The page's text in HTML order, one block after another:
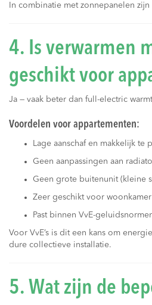
In combinatie met zonnepanelen
4. Is verwarmen
geschikt voor
Ja — vaak beter dan full-electric
Voordelen voor appartementen:
Lage aanschaf en makkelijk te
Geen aanpassingen aan
Geen grote buitenunit (kleine
Zeer geschikt voor
Past binnen VvE-
Voor VvE’s is dit een kans om
dure collectieve installatie.
5. Wat zijn de